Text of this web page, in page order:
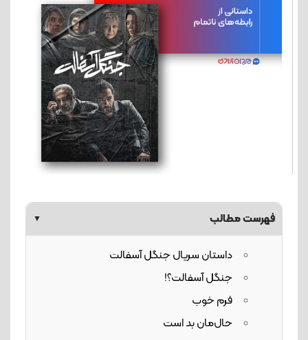
فهرست مطالب ▼
داستان سریال جنگل آسفالت
جنگل آسفالت؟!
فرم خوب
حال‌مان بد است